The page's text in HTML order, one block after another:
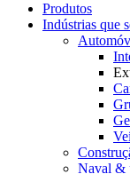
Produtos
Indústrias que
Naval &